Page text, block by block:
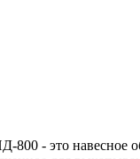
800 - это